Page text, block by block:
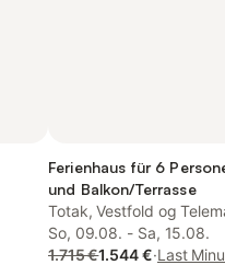
Ferienhaus für 6
und Balkon/Terrasse
Totak, Vestfold og
So, 09.08. - Sa, 15.08.
1.715 €1.544 €·Last